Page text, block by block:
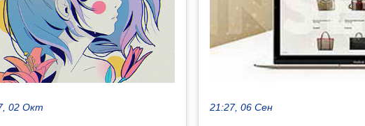
02 Окт 21:27, 06 Сен